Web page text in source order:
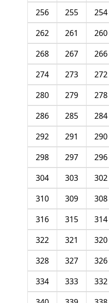
254
255
256
260
261
262
266
267
268
272
273
274
278
279
280
284
285
286
290
291
292
296
297
298
302
303
304
308
309
310
314
315
316
320
321
322
326
327
328
332
333
334